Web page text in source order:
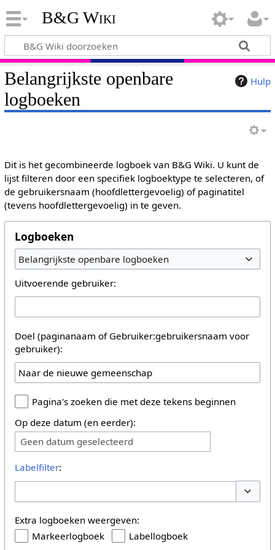
B&G Wiki
Hulp
Belangrijkste openbare
logboeken
Dit is het gecombineerde logboek van B&G Wiki. U kunt de
lijst filteren door een specifiek logboektype te selecteren, of
de gebruikersnaam (hoofdlettergevoelig) of paginatitel
(tevens hoofdlettergevoelig) in te geven.
Logboeken
Belangrijkste openbare logboeken
Uitvoerende gebruiker:
Doel (paginanaam of Gebruiker:gebruikersnaam voor
gebruiker):
Pagina's zoeken die met deze tekens beginnen
Op deze datum (en eerder):
Geen datum geselecteerd
Labelfilter:
Extra logboeken weergeven:
Markeerlogboek
Labellogboek